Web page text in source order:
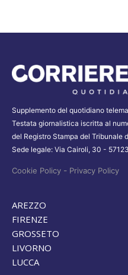
Supplemento del quotidiano
Testata giornalistica iscritta al
del Registro Stampa del Tribunale
Sede legale: Via Cairoli, 30 -
Cookie Policy - Privacy Policy
AREZZO
FIRENZE
GROSSETO
LIVORNO
LUCCA